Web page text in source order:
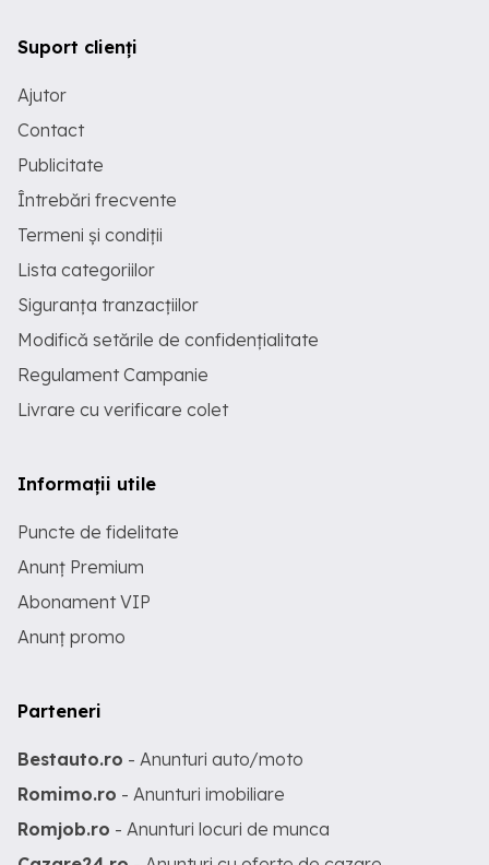
Suport clienți
Ajutor
Contact
Publicitate
Întrebări frecvente
Termeni și condiții
Lista categoriilor
Siguranța tranzacțiilor
Modifică setările de confidențialitate
Regulament Campanie
Livrare cu verificare colet
Informații utile
Puncte de fidelitate
Anunț Premium
Abonament VIP
Anunț promo
Parteneri
Bestauto.ro - Anunturi auto/moto
Romimo.ro - Anunturi imobiliare
Romjob.ro - Anunturi locuri de munca